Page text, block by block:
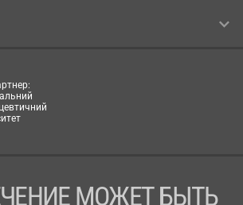
МОЖЕТ БЫТЬ